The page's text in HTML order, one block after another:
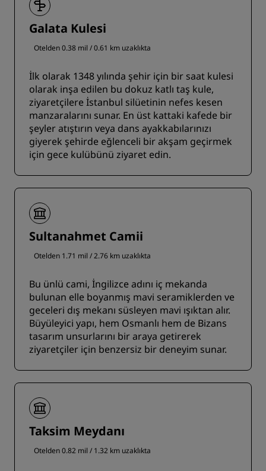
Galata Kulesi
Otelden 0.38 mil / 0.61 km uzaklıkta
İlk olarak 1348 yılında şehir için bir saat kulesi
olarak inşa edilen bu dokuz katlı taş kule,
ziyaretçilere İstanbul silüetinin nefes kesen
manzaralarını sunar. En üst kattaki kafede bir
şeyler atıştırın veya dans ayakkabılarınızı
giyerek şehirde eğlenceli bir akşam geçirmek
için gece kulübünü ziyaret edin.
Sultanahmet Camii
Otelden 1.71 mil / 2.76 km uzaklıkta
Bu ünlü cami, İngilizce adını iç mekanda
bulunan elle boyanmış mavi seramiklerden ve
geceleri dış mekanı süsleyen mavi ışıktan alır.
Büyüleyici yapı, hem Osmanlı hem de Bizans
tasarım unsurlarını bir araya getirerek
ziyaretçiler için benzersiz bir deneyim sunar.
Taksim Meydanı
Otelden 0.82 mil / 1.32 km uzaklıkta